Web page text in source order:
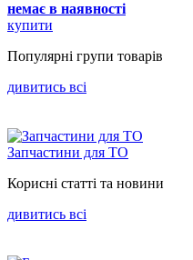
немає в наявності
купити
Популярнi групи товарiв
дивитись всi
Запчастини для ТО
Корисні статті та новини
дивитись всi